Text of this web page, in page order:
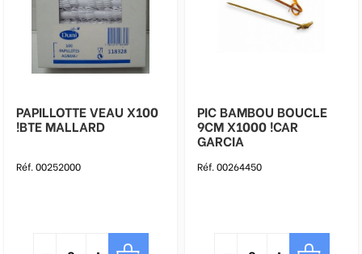
PAPILLOTTE VEAU X100
!BTE MALLARD
Réf. 00252000
PIC BAMBOU BOUCLE
9CM X1000 !CAR
GARCIA
Réf. 00264450